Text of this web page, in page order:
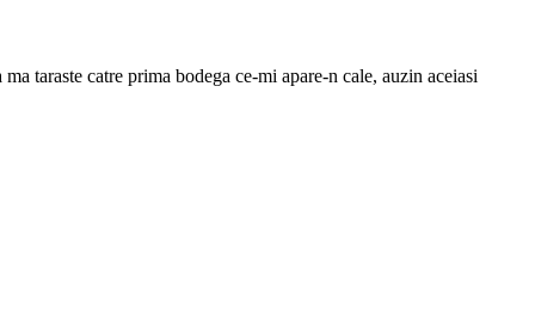
taraste catre prima bodega ce-mi apare-n cale, auzin aceiasi